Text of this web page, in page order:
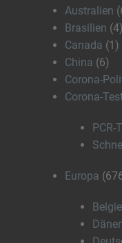
Australien
Brasilien (4)
Canada (1)
China (6)
Corona-
Corona-
PCR-
Europa